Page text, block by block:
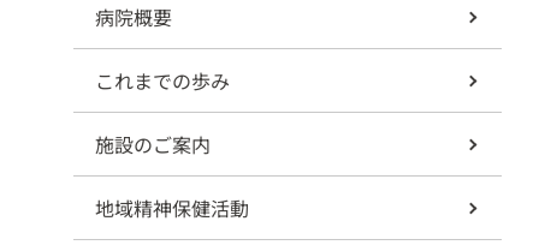
病院概要
これまでの歩み
施設のご案内
地域精神保健活動